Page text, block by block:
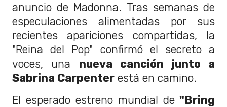
anuncio de Madonna. Tras semanas de
especulaciones alimentadas por sus
recientes apariciones compartidas, la
"Reina del Pop" confirmó el secreto a
voces, una nueva canción junto a
Sabrina Carpenter está en camino.
El esperado estreno mundial de "Bring